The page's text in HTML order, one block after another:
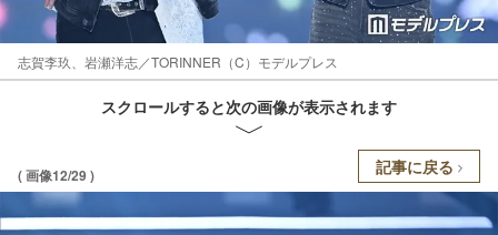
志賀李玖、岩瀬洋志／TORINNER（C）モデルプレス
スクロールすると次の画像が表示されます
( 画像12/29 ) 記事に戻る